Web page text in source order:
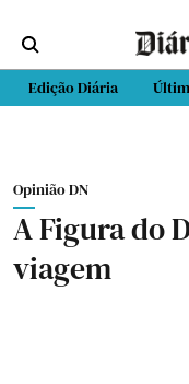
Edição Diária
Opinião DN
A Figura do
viagem